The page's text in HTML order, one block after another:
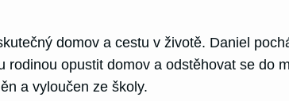
domov a cestu v životě. Daniel
opustit domov a odstěhovat se do
a vyloučen ze školy.